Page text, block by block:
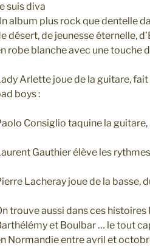
suis diva
album plus rock que dentelle
désert, de jeunesse éternelle,
robe blanche avec une touche
Arlette joue de la guitare,
boys :
Consiglio taquine la
Gauthier élève les
Lacheray joue de la basse,
trouve aussi dans ces
et Boulbar … le tout
Normandie entre avril et